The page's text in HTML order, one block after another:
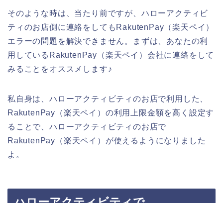
そのような時は、当たり前ですが、ハローアクティビ
ティのお店側に連絡をしてもRakutenPay（楽天ペイ）
エラーの問題を解決できません。まずは、あなたの利
用しているRakutenPay（楽天ペイ）会社に連絡をして
みることをオススメします♪
私自身は、ハローアクティビティのお店で利用した、
RakutenPay（楽天ペイ）の利用上限金額を高く設定す
ることで、ハローアクティビティのお店で
RakutenPay（楽天ペイ）が使えるようになりました
よ。